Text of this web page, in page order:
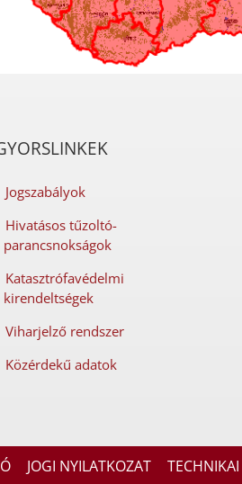
Jogszabályok
Hivatásos tűzoltó-
parancsnokságok
Katasztrófavédelmi
kirendeltségek
Viharjelző rendszer
Közérdekű adatok
JOGI NYILATKOZAT TECHNIKAI